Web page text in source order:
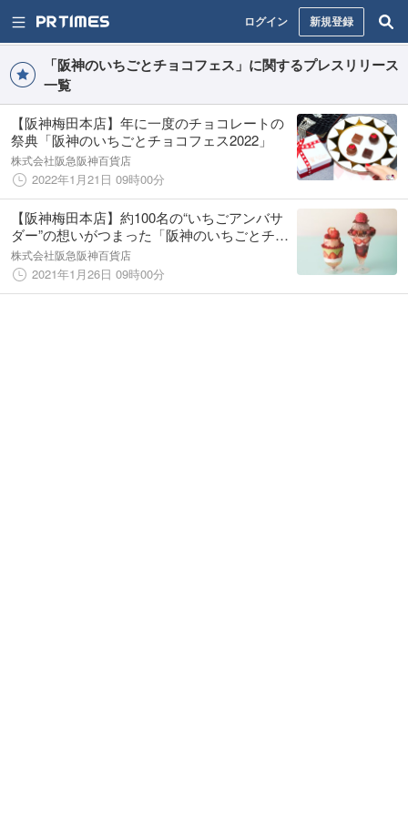
ログイン 新規登録
「阪神のいちごとチョコフェス」に関するプレスリリース
一覧
【阪神梅田本店】年に一度のチョコレートの
祭典「阪神のいちごとチョコフェス2022」
株式会社阪急阪神百貨店
2022年1月21日 09時00分
【阪神梅田本店】約100名の“いちごアンバサ
ダー”の想いがつまった「阪神のいちごとチョ
コフェス2021」
株式会社阪急阪神百貨店
2021年1月26日 09時00分